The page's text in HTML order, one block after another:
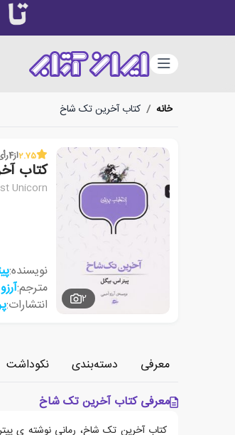
دسته‌بندی
خانه / کتاب آخرین تک شاخ
2
2.75از4
کتاب
Unicorn
نویسنده:
مترجم:
انتشارات:
معرفی دسته‌بندی نکوداشت
معرفی کتاب آخرین تک شاخ